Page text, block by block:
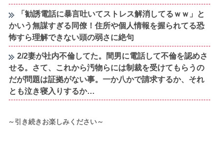
「勧誘電話に暴言吐いてストレス解消してるｗｗ」と
かいう無謀すぎる同僚！住所や個人情報を握られてる恐
怖すら理解できない頭の弱さに絶句
2/2妻が社内不倫してた。間男に電話して不倫を認めさ
せる。さて、これから汚物らには制裁を受けてもらうの
だが問題は証拠がない事。一か八かで請求するか、それ
とも泣き寝入りするか…
～引き続きお楽しみください～